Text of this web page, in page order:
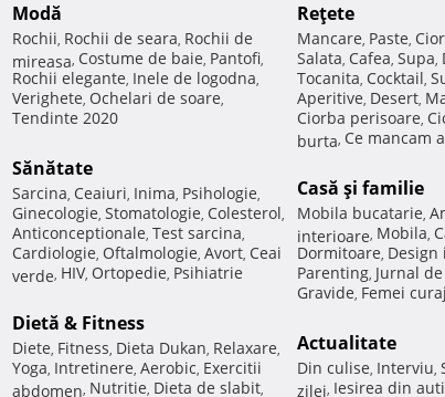
Modă
Rochii, Rochii de seara, Rochii de
mireasa, Costume de baie, Pantofi,
Rochii elegante, Inele de logodna,
Verighete, Ochelari de soare,
Tendinte 2020
Sănătate
Sarcina, Ceaiuri, Inima, Psihologie,
Ginecologie, Stomatologie, Colesterol,
Anticonceptionale, Test sarcina,
Cardiologie, Oftalmologie, Avort, Ceai
verde, HIV, Ortopedie, Psihiatrie
Dietă & Fitness
Diete, Fitness, Dieta Dukan, Relaxare,
Yoga, Intretinere, Aerobic, Exercitii
abdomen, Nutritie, Dieta de slabit,
Reţete
Mancare, Paste,
Salata, Cafea, Supa,
Tocanita, Cocktail,
Aperitive, Desert,
Ciorba perisoare,
burta, Ce mancam
Casă şi familie
Mobila bucatarie,
interioare, Mobila,
Dormitoare,
Parenting, Jurnal
Gravide, Femei
Actualitate
Din culise, Interviu,
zilei, Iesirea din